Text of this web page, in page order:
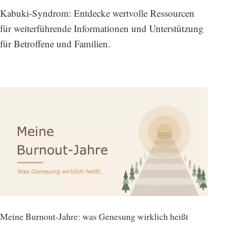
Kabuki-Syndrom: Entdecke wertvolle Ressourcen
für weiterführende Informationen und Unterstützung
für Betroffene und Familien.
Meine Burnout-Jahre: was Genesung wirklich heißt